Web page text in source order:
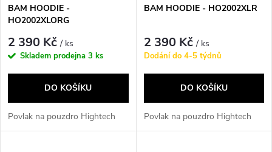
BAM HOODIE -
HO2002XLORG
2 390 Kč/ ks
Skladem prodejna 3 ks
DO KOŠÍKU
Povlak na pouzdro Hightech
BAM HOODIE - HO2002XLR
2 390 Kč/ ks
Dodání do 4-5 týdnů
DO KOŠÍKU
Povlak na pouzdro Hightech